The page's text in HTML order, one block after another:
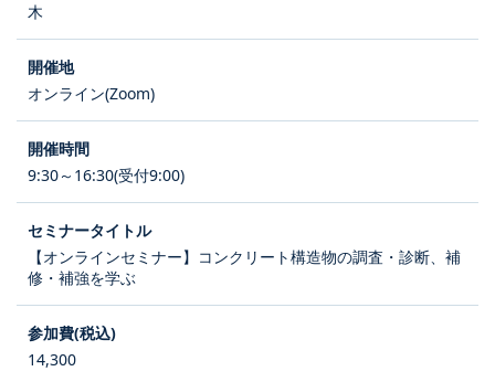
木
オンライン(Zoom)
9:30～16:30(受付9:00)
【オンラインセミナー】コンクリート構造物の調査・診断、補
修・補強を学ぶ
14,300